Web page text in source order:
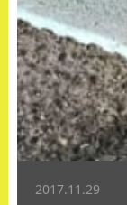
2017.11.29